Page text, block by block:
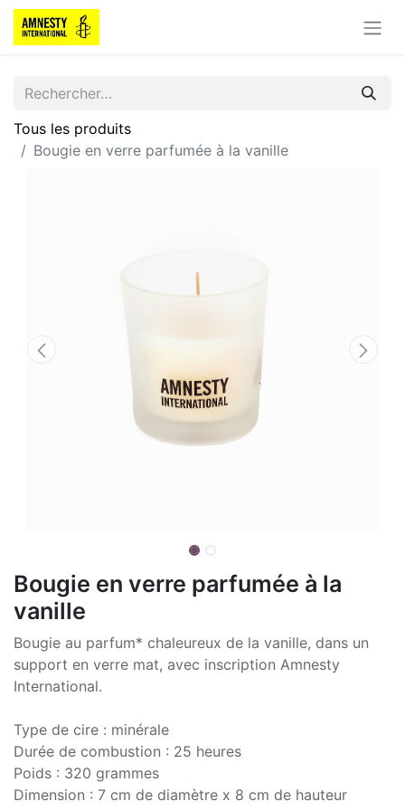
Tous les produits
Bougie en verre parfumée à la vanille
Bougie en verre parfumée à la
vanille
Bougie au parfum* chaleureux de la vanille, dans un
support en verre mat, avec inscription Amnesty
International.
Type de cire : minérale
Durée de combustion : 25 heures
Poids : 320 grammes
Dimension : 7 cm de diamètre x 8 cm de hauteur